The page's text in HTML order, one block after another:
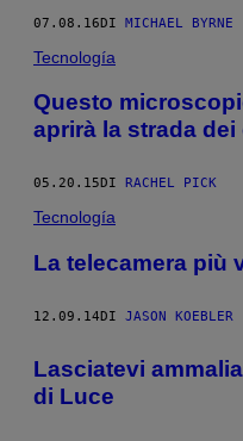
07.08.16DI MICHAEL BYRNE
Tecnología
Questo
aprirà la strada
05.20.15 DI RACHEL PICK
Tecnología
La telecamera più
12.09.14DI JASON KOEBLER
Lasciatevi
di Luce